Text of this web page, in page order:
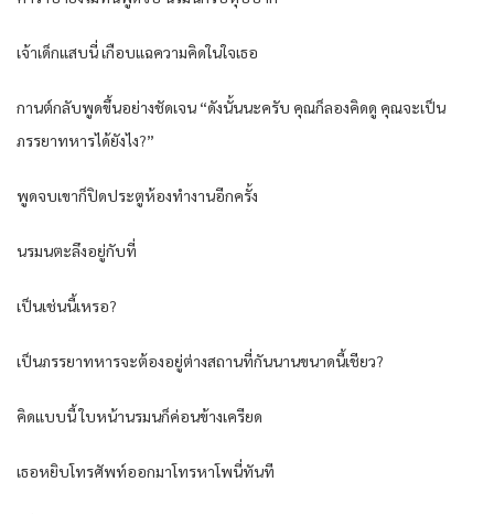
เจ้าเด็กแสบนี่ เกือบแฉความคิดในใจเธอ
กานต์กลับพูดขึ้นอย่างชัดเจน “ดังนั้นนะครับ คุณก็ลองคิดดู คุณจะเป็น
ภรรยาทหารได้ยังไง?”
พูดจบเขาก็ปิดประตูห้องทำงานอีกครั้ง
นรมนตะลึงอยู่กับที่
เป็นเช่นนี้เหรอ?
เป็นภรรยาทหารจะต้องอยู่ต่างสถานที่กันนานขนาดนี้เชียว?
คิดแบบนี้ ใบหน้านรมนก็ค่อนข้างเครียด
เธอหยิบโทรศัพท์ออกมาโทรหาโพนี่ทันที